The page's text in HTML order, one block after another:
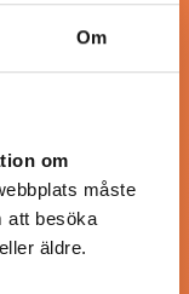
Om
om
måste
att besöka
äldre.